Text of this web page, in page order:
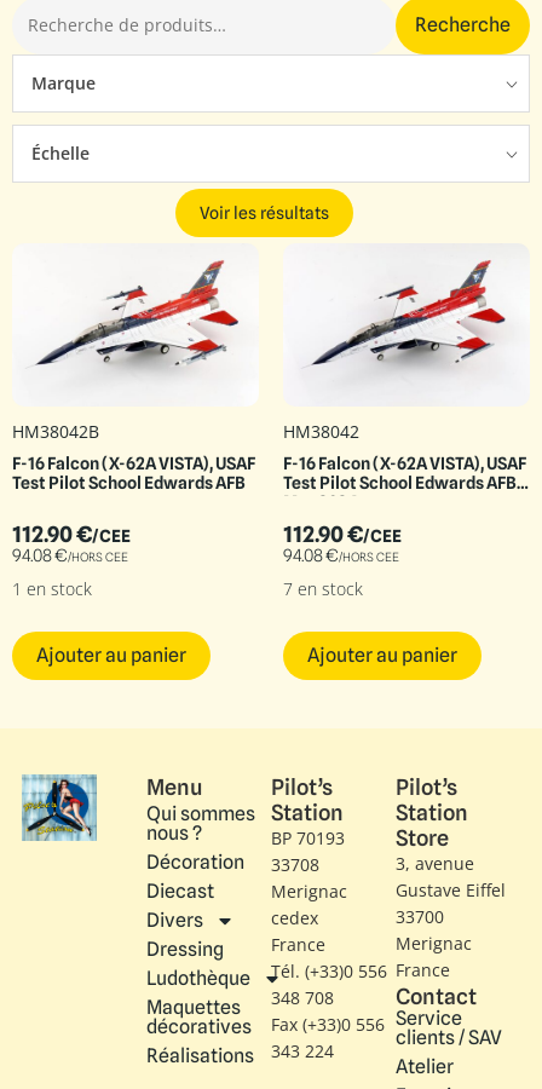
Recherche
Marque
Échelle
Voir les résultats
HM38042B
F-16 Falcon (X-62A VISTA), USAF
Test Pilot School Edwards AFB
112.90€/CEE
94.08€/HORS CEE
1 en stock
Ajouter au panier
HM38042
F-16 Falcon (X-62A VISTA), USAF
Test Pilot School Edwards AFB
May 2024
112.90€/CEE
94.08€/HORS CEE
7 en stock
Ajouter au panier
Menu
Qui sommes
nous ?
Décoration
Diecast
Divers
Dressing
Ludothèque
Maquettes
décoratives
Réalisations
Pilot’s
Station
BP 70193
33708
Merignac
cedex
France
Tél. (+33)0 556
348 708
Fax (+33)0 556
343 224
Pilot’s
Station
Store
3, avenue
Gustave Eiffel​
33700
Merignac
France
Contact
Service
clients / SAV
Atelier